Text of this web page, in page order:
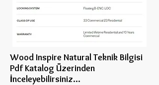
Wood Inspire Natural Teknik Bilgisi
Pdf Katalog Üzerinden
İnceleyebilirsiniz...